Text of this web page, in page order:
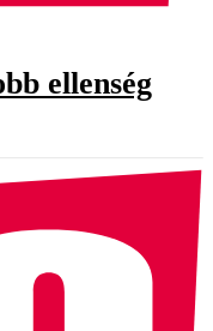
ellenség